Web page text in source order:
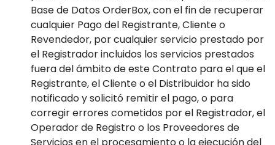
Base de Datos OrderBox, con el fin de recuperar
cualquier Pago del Registrante, Cliente o
Revendedor, por cualquier servicio prestado por
el Registrador incluidos los servicios prestados
fuera del ámbito de este Contrato para el que el
Registrante, el Cliente o el Distribuidor ha sido
notificado y solicitó remitir el pago, o para
corregir errores cometidos por el Registrador, el
Operador de Registro o los Proveedores de